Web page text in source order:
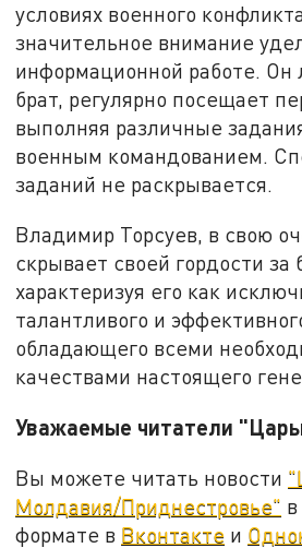
условиях военного
значительное внимание
информационной работе. Он
брат, регулярно посещает
выполняя различные
военным командованием.
заданий не раскрывается.
Владимир Торсуев, в свою
скрывает своей гордости за
характеризуя его как
талантливого и
обладающего всеми
качествами настоящего
Уважаемые читатели
Вы можете читать новости
Молдавия/Приднестровье"
формате в Вконтакте и